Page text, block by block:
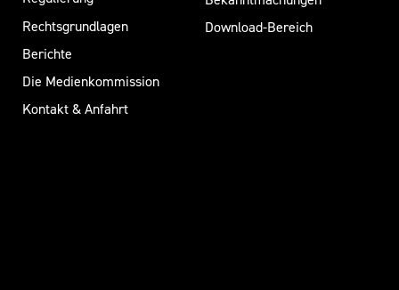
Rechtsgrundlagen
Berichte
Die Medienkommission
Kontakt & Anfahrt
Download-Bereich